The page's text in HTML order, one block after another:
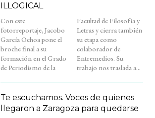
ILLOGICAL
Con este
fotorreportaje, Jacobo
García Ochoa pone el
broche final a su
formación en el Grado
de Periodismo de la
Facultad de Filosofía y
Letras y cierra también
su etapa como
colaborador de
Entremedios. Su
trabajo nos traslada a...
Te escuchamos. Voces de quienes
llegaron a Zaragoza para quedarse